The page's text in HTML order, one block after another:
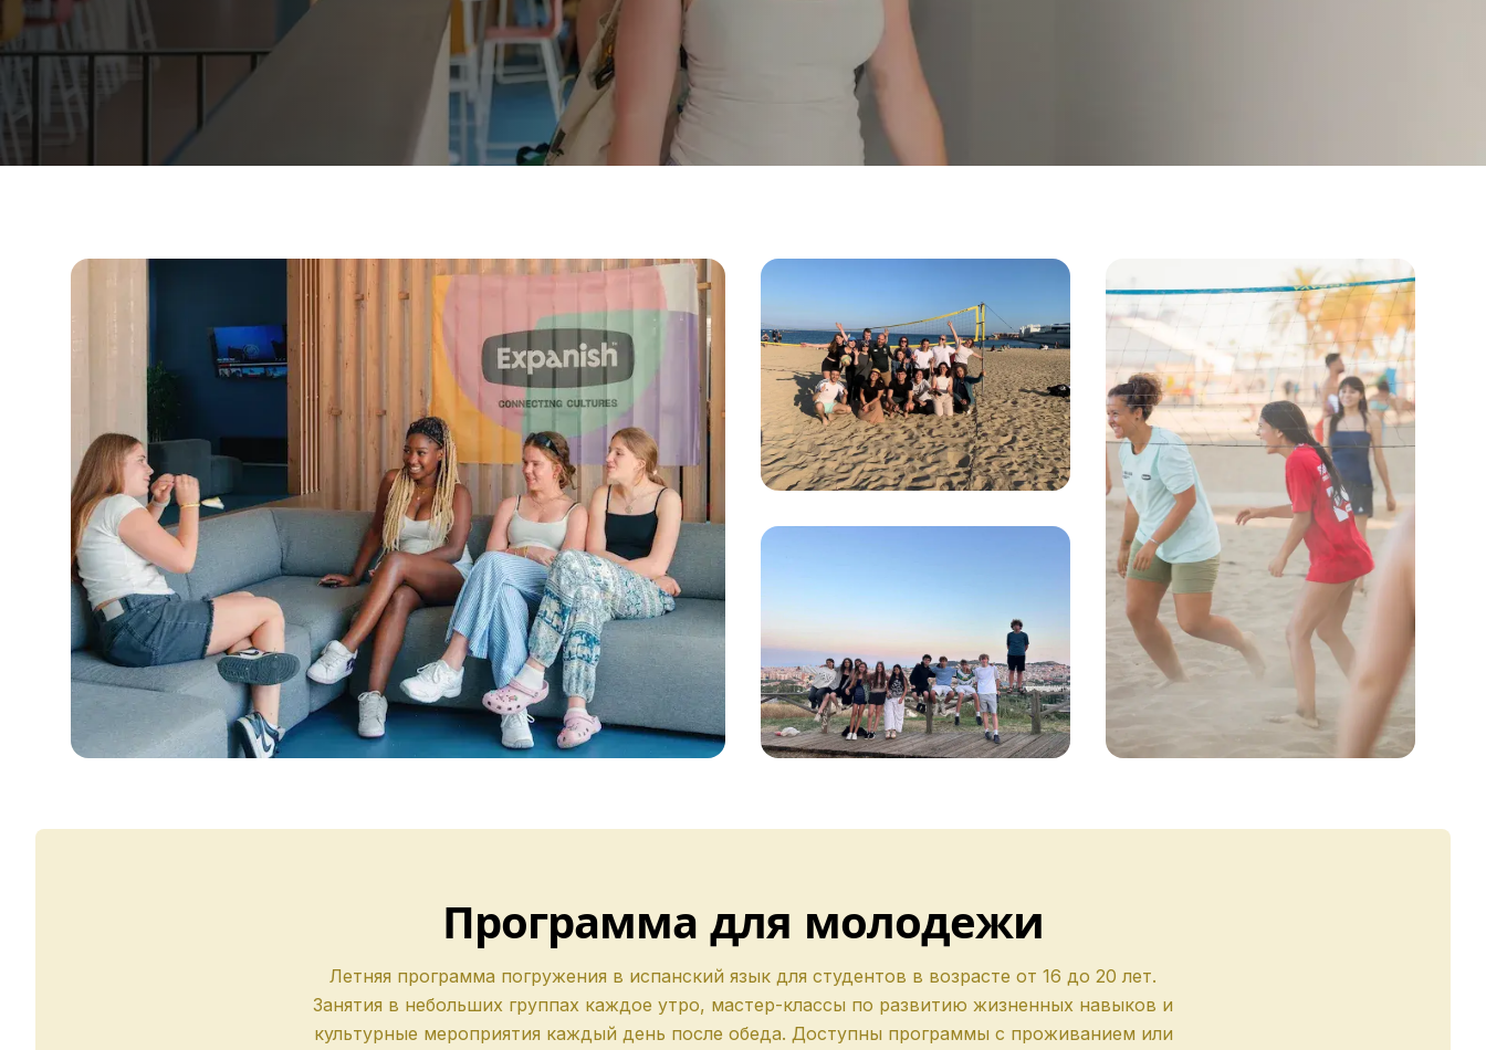
Вечерний групповой курс
Долгосрочные курсы
Программа для лиц старше 50 лет
Подготовка к экзамену DELE
Подготовка к экзамену SIELE
Вечерний групповой курс
Долгосрочные курсы
Программа для лиц старше 50 лет
Подготовка к экзамену DELE
Подготовка к экзамену SIELE
Частные уроки
Буэнос-Айрес
Буэнос-Айресская школа испанского языка
Групповые занятия испанским языком
Вечерний групповой курс
Долгосрочные курсы
Программа для лиц старше 50 лет
Подготовка к экзамену DELE
Подготовка к экзамену SIELE
Частные уроки
Коста-Рика
Школа испанского языка в Коста-Рике
Курсы испанского языка в Самаре
Испанский и серфинг
Долгосрочные курсы
Групповые занятия испанским языком
Вечерний групповой курс
Долгосрочные курсы
Частные уроки
Программа для молодежи
Летняя программа погружения в испанский язык для студентов в возрасте от 16 до 20 лет.
Занятия в небольших группах каждое утро, мастер-классы по развитию жизненных навыков и
культурные мероприятия каждый день после обеда. Доступны программы с проживанием или